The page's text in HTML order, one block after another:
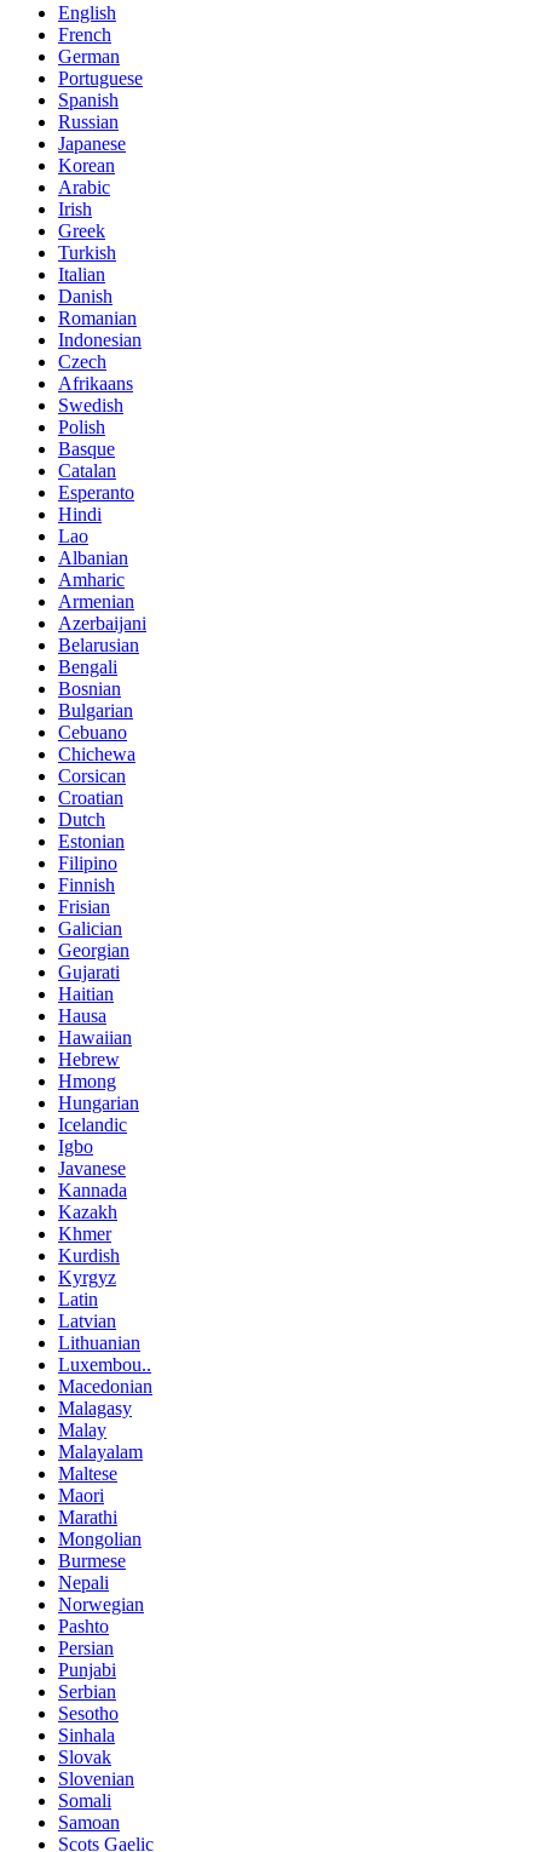
English
French
German
Portuguese
Spanish
Russian
Japanese
Korean
Arabic
Irish
Greek
Turkish
Italian
Danish
Romanian
Indonesian
Czech
Afrikaans
Swedish
Polish
Basque
Catalan
Esperanto
Hindi
Lao
Albanian
Amharic
Armenian
Azerbaijani
Belarusian
Bengali
Bosnian
Bulgarian
Cebuano
Chichewa
Corsican
Croatian
Dutch
Estonian
Filipino
Finnish
Frisian
Galician
Georgian
Gujarati
Haitian
Hausa
Hawaiian
Hebrew
Hmong
Hungarian
Icelandic
Igbo
Javanese
Kannada
Kazakh
Khmer
Kurdish
Kyrgyz
Latin
Latvian
Lithuanian
Luxembou..
Macedonian
Malagasy
Malay
Malayalam
Maltese
Maori
Marathi
Mongolian
Burmese
Nepali
Norwegian
Pashto
Persian
Punjabi
Serbian
Sesotho
Sinhala
Slovak
Slovenian
Somali
Samoan
Scots Gaelic